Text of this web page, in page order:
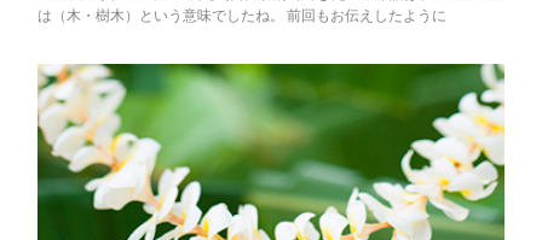
は（木・樹木）という意味でしたね。 前回もお伝えしたように